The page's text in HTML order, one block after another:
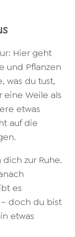
Hier geht
und Pflanzen
was du tust,
Weile als
etwas
auf die
zur Ruhe.
es
doch du bist
etwas